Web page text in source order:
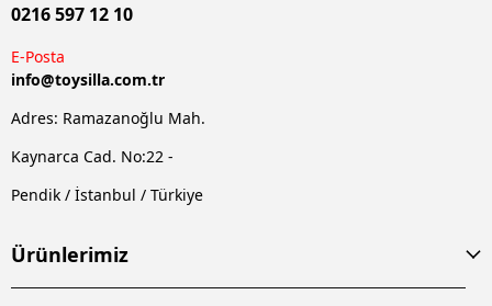
0216 597 12 10
E-Posta
info@toysilla.com.tr
Adres: Ramazanoğlu Mah.
Kaynarca Cad. No:22 -
Pendik / İstanbul / Türkiye
Ürünlerimiz